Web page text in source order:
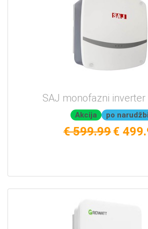
SAJ monofazni inverter
Akcija po
€ 599.99€